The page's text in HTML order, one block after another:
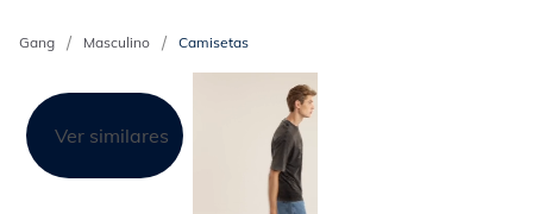
Masculino Camisetas
Ver similares